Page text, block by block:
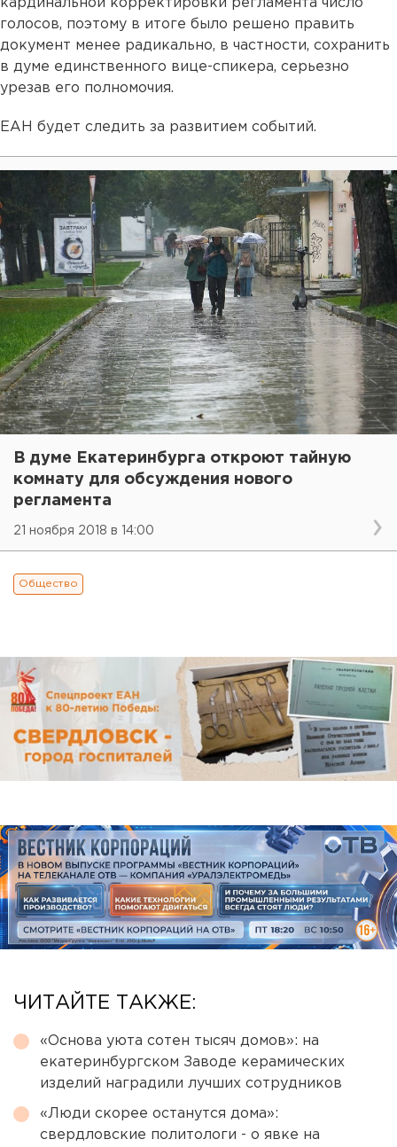
кардинальной корректировки регламента число
голосов, поэтому в итоге было решено править
документ менее радикально, в частности, сохранить
в думе единственного вице-спикера, серьезно
урезав его полномочия.
ЕАН будет следить за развитием событий.
В думе Екатеринбурга откроют тайную
комнату для обсуждения нового
регламента
21 ноября 2018 в 14:00
Общество
ЧИТАЙТЕ ТАКЖЕ:
«Основа уюта сотен тысяч домов»: на
екатеринбургском Заводе керамических
изделий наградили лучших сотрудников
«Люди скорее останутся дома»:
свердловские политологи - о явке на